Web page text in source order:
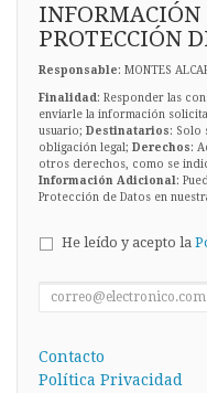
INFORMACIÓN
PROTECCIÓN
Responsable: MONTES
Finalidad: Responder las
enviarle la información
usuario; Destinatarios: Solo
obligación legal; Derechos:
otros derechos, como se
Información Adicional:
Protección de Datos en
He leído y acepto la
Contacto
Política Privacidad